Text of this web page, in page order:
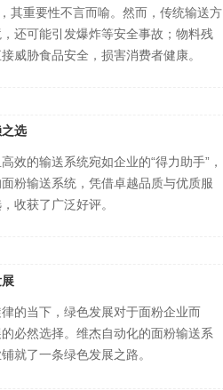
其重要性不言而喻。然而，传统输送方
还可能引发爆炸等安全事故；物料残
威胁食品安全，损害消费者健康。
选
效的输送系统宛如企业的“得力助手”，
粉输送系统，凭借卓越品质与优质服
收获了广泛好评。
的当下，绿色发展对于面粉企业而
必然选择。维杰自动化的面粉输送系
就了一条绿色发展之路。